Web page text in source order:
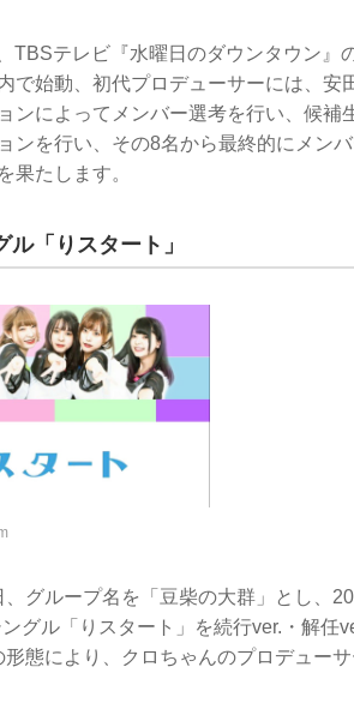
TBSテレビ『水曜日のダウンタウン』
で始動、初代プロデューサーには、安
ンによってメンバー選考を行い、候補
ンを行い、その8名から最終的にメン
果たします。
「りスタート」
グループ名を「豆柴の大群」とし、
グル「りスタート」を続行ver.・解任
態により、クロちゃんのプロデュー